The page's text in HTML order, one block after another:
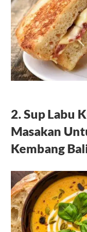
2. Sup Labu
Masakan
Kembang